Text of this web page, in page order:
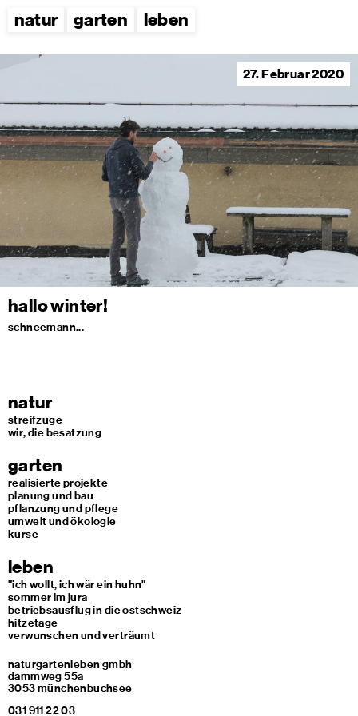
natur garten leben
27. Februar 2020
hallo winter!
schneemann...
natur
streifzüge
wir, die besatzung
garten
realisierte projekte
planung und bau
pflanzung und pflege
umwelt und ökologie
kurse
leben
"ich wollt, ich wär ein huhn"
sommer im jura
betriebsausflug in die ostschweiz
hitzetage
verwunschen und verträumt
naturgartenleben gmbh
dammweg 55a
3053 münchenbuchsee
031 911 22 03